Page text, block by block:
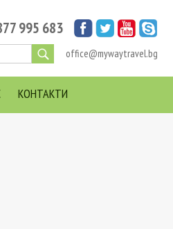
995 683
office@mywaytravel.bg
КОНТАКТИ